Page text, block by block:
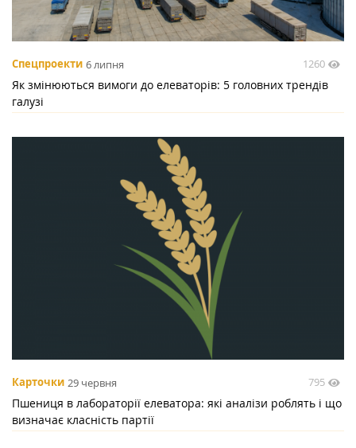
Спецпроекти 6 липня 1260
Як змінюються вимоги до елеваторів: 5 головних трендів
галузі
Карточки 29 червня 795
Пшениця в лабораторії елеватора: які аналізи роблять і що
визначає класність партії